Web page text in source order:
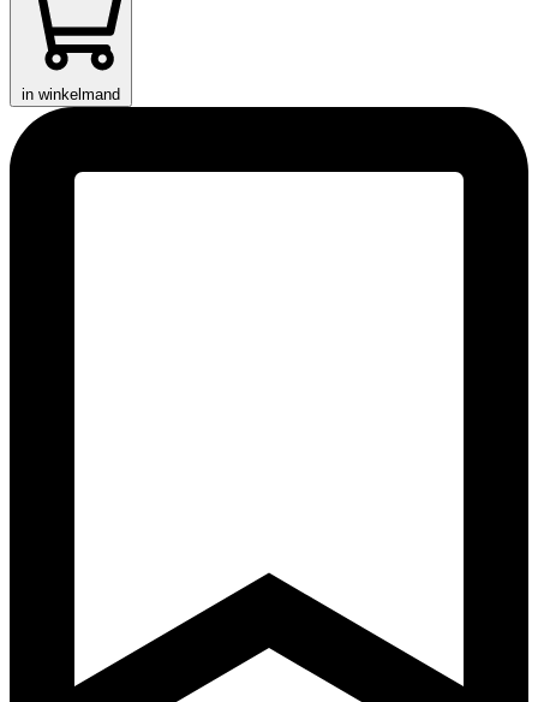
in winkelmand